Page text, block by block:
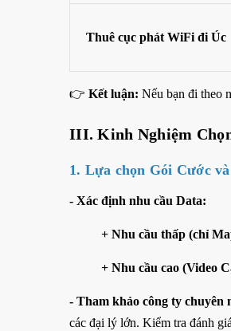
Thuê cục phát WiFi đi Úc
👉 Kết luận: Nếu bạn đi theo
III. Kinh Nghiệm
1. Lựa chọn Gói Cước
- Xác định nhu cầu Data:
+ Nhu cầu thấp (chỉ
+ Nhu cầu cao (Video
- Tham khảo công ty chuyên
các đại lý lớn. Kiểm tra đánh